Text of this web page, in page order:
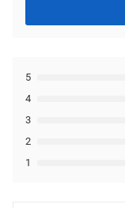
1
2
3
4
5